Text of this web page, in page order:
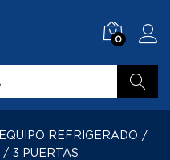
0
EQUIPO REFRIGERADO /
/ 3 PUERTAS